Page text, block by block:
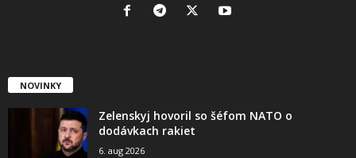
NOVINKY
Zelenskyj hovoril so šéfom NATO o
dodávkach rakiet
6. aug 2026